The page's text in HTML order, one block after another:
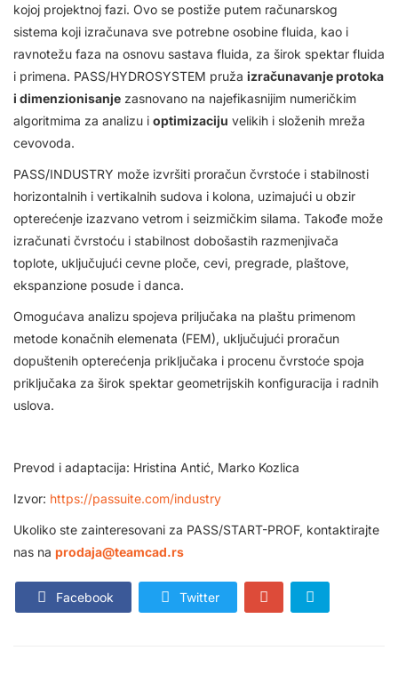
kojoj projektnoj fazi. Ovo se postiže putem računarskog
sistema koji izračunava sve potrebne osobine fluida, kao i
ravnotežu faza na osnovu sastava fluida, za širok spektar fluida
i primena. PASS/HYDROSYSTEM pruža izračunavanje protoka
i dimenzionisanje zasnovano na najefikasnijim numeričkim
algoritmima za analizu i optimizaciju velikih i složenih mreža
cevovoda.
PASS/INDUSTRY može izvršiti proračun čvrstoće i stabilnosti
horizontalnih i vertikalnih sudova i kolona, uzimajući u obzir
opterećenje izazvano vetrom i seizmičkim silama. Takođe može
izračunati čvrstoću i stabilnost dobošastih razmenjivača
toplote, uključujući cevne ploče, cevi, pregrade, plaštove,
ekspanzione posude i danca.
Omogućava analizu spojeva priljučaka na plaštu primenom
metode konačnih elemenata (FEM), uključujući proračun
dopuštenih opterećenja priključaka i procenu čvrstoće spoja
priključaka za širok spektar geometrijskih konfiguracija i radnih
uslova.
Prevod i adaptacija: Hristina Antić, Marko Kozlica
Izvor: https://passuite.com/industry
Ukoliko ste zainteresovani za PASS/START-PROF, kontaktirajte
nas na prodaja@teamcad.rs
Facebook Twitter